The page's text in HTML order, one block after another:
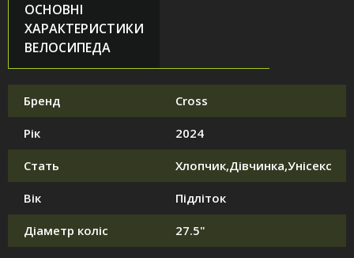
ОСНОВНІ
ХАРАКТЕРИСТИКИ
ВЕЛОСИПЕДА
Бренд Cross
Рік 2024
Стать Хлопчик,Дівчинка,Унісекс
Вік Підліток
Діаметр коліс 27.5"